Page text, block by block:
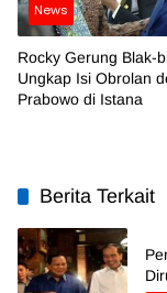
News
Rocky Gerung Blak-
Ungkap Isi Obrolan
Prabowo di Istana
Berita Terkait